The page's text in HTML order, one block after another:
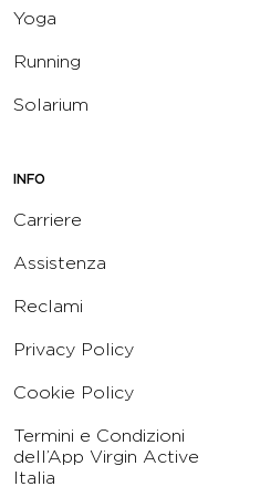
Yoga
Running
Solarium
INFO
Carriere
Assistenza
Reclami
Privacy Policy
Cookie Policy
Termini e Condizioni
dell’App Virgin Active
Italia